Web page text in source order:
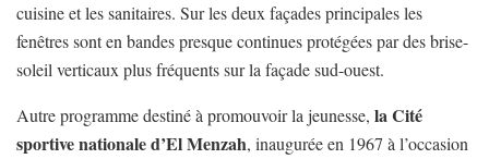
cuisine et les sanitaires. Sur les deux façades principales les
fenêtres sont en bandes presque continues protégées par des brise-
soleil verticaux plus fréquents sur la façade sud-ouest.
Autre programme destiné à promouvoir la jeunesse, la Cité
sportive nationale d’El Menzah, inaugurée en 1967 à l’occasion